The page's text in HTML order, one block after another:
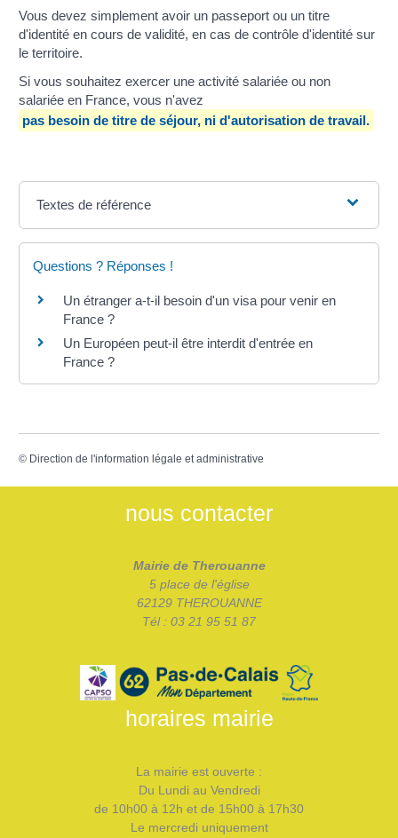
Vous devez simplement avoir un passeport ou un titre
d'identité en cours de validité, en cas de contrôle d'identité sur
le territoire.
Si vous souhaitez exercer une activité salariée ou non
salariée en France, vous n'avez
pas besoin de titre de séjour, ni d'autorisation de travail.
Textes de référence
Questions ? Réponses !
Un étranger a-t-il besoin d'un visa pour venir en
France ?
Un Européen peut-il être interdit d'entrée en
France ?
© Direction de l'information légale et administrative
nous contacter
Mairie de Therouanne
5 place de l'église
62129 THEROUANNE
Tél : 03 21 95 51 87
horaires mairie
La mairie est ouverte :
Du Lundi au Vendredi
de 10h00 à 12h et de 15h00 à 17h30
Le mercredi uniquement